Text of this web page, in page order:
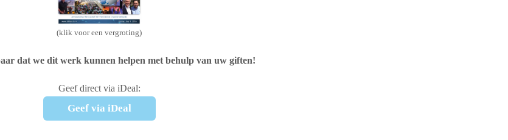
(klik voor een vergroting)
dat we dit werk kunnen helpen met behulp van uw giften!
Geef direct via iDeal:
Geef via iDeal